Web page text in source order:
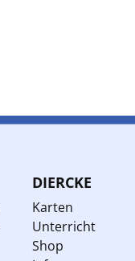
DIERCKE
Karten
Unterricht
Shop